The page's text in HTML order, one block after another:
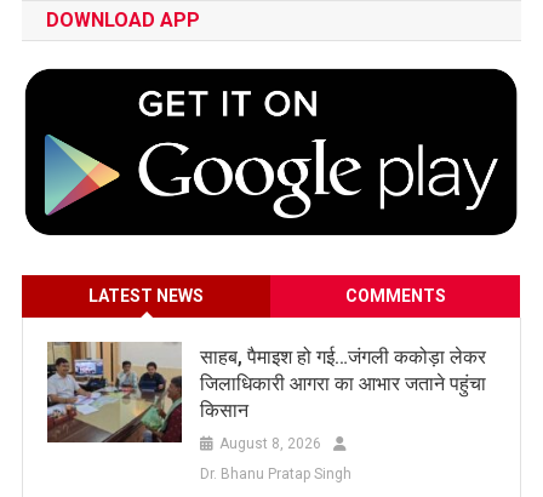
DOWNLOAD APP
LATEST NEWS COMMENTS
साहब, पैमाइश हो गई…जंगली ककोड़ा लेकर
जिलाधिकारी आगरा का आभार जताने पहुंचा
किसान
August 8, 2026
Dr. Bhanu Pratap Singh